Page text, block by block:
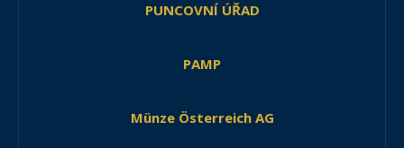
PUNCOVNÍ ÚŘAD
PAMP
Münze Österreich AG